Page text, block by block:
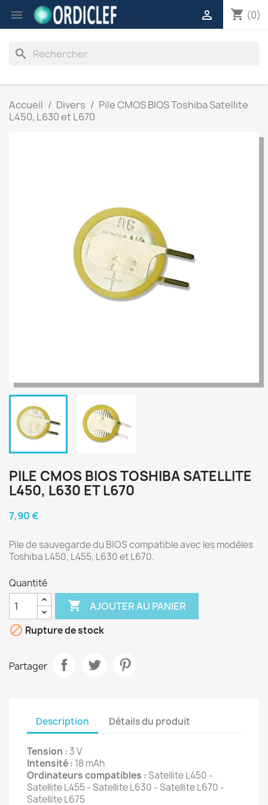
 shopping_cart (0)

search
Accueil Divers
Pile CMOS BIOS Toshiba Satellite
L450, L630 et L670
PILE CMOS BIOS TOSHIBA SATELLITE
L450, L630 ET L670
7,90 €
Pile de sauvegarde du BIOS compatible avec les modèles
Toshiba L450, L455, L630 et L670.
Quantité
 AJOUTER AU PANIER
 Rupture de stock
Partager
Description Détails du produit
Tension :3 V
Intensité : 18 mAh
Ordinateurs compatibles :Satellite L450 -
Satellite L455 - Satellite L630 - Satellite L670 -
Satellite L675